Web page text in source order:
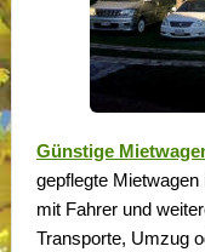
Günstige
gepflegte
mit Fahrer und
Transporte, Umzug